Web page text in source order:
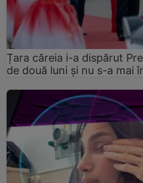
Țara căreia i-a dispărut
de două luni și nu s-a mai